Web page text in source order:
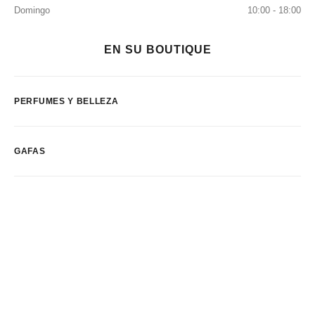
Domingo
10:00 - 18:00
EN SU BOUTIQUE
PERFUMES Y BELLEZA
GAFAS